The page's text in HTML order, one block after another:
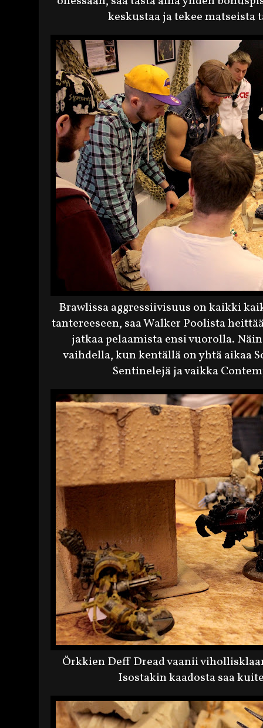
keskustaa ja tekee
Brawlissa aggressiivisuus on kaikki
tantereeseen, saa Walker Poolista
jatkaa pelaamista ensi vuorolla.
vaihdella, kun kentällä on yhtä aikaa
Sentinelejä ja vaikka
Örkkien Deff Dread vaanii
Isostakin kaadosta saa